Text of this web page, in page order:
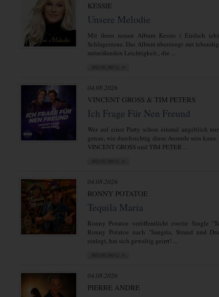
KESSIE
Unsere Melodie
Mit ihren neuen Album Kessie ( Einfach
Schlagerzene. Das Album überzeugt mit
mitreißenden Leichtigkeit., die ...
04.08.2026
VINCENT GROSS & TIM PETERS
Ich Frage Für Nen Freund
Wer auf einer Party schon einmal angeblich
genau, wie durchsichtig diese Ausrede sein
VINCENT GROSS und TIM PETER ...
04.08.2026
RONNY POTATOE
Tequila Maria
Ronny Potatoe veröffentlicht zweite Single
Ronny Potatoe nach "Sangria, Strand und
einlegt, hat sich gewaltig geirrt! ...
04.08.2026
PIERRE ANDRE